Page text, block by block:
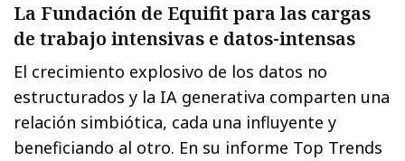
La Fundación de Equifit para las cargas
de trabajo intensivas e datos-intensas
El crecimiento explosivo de los datos no
estructurados y la IA generativa comparten una
relación simbiótica, cada una influyente y
beneficiando al otro. En su informe Top Trends